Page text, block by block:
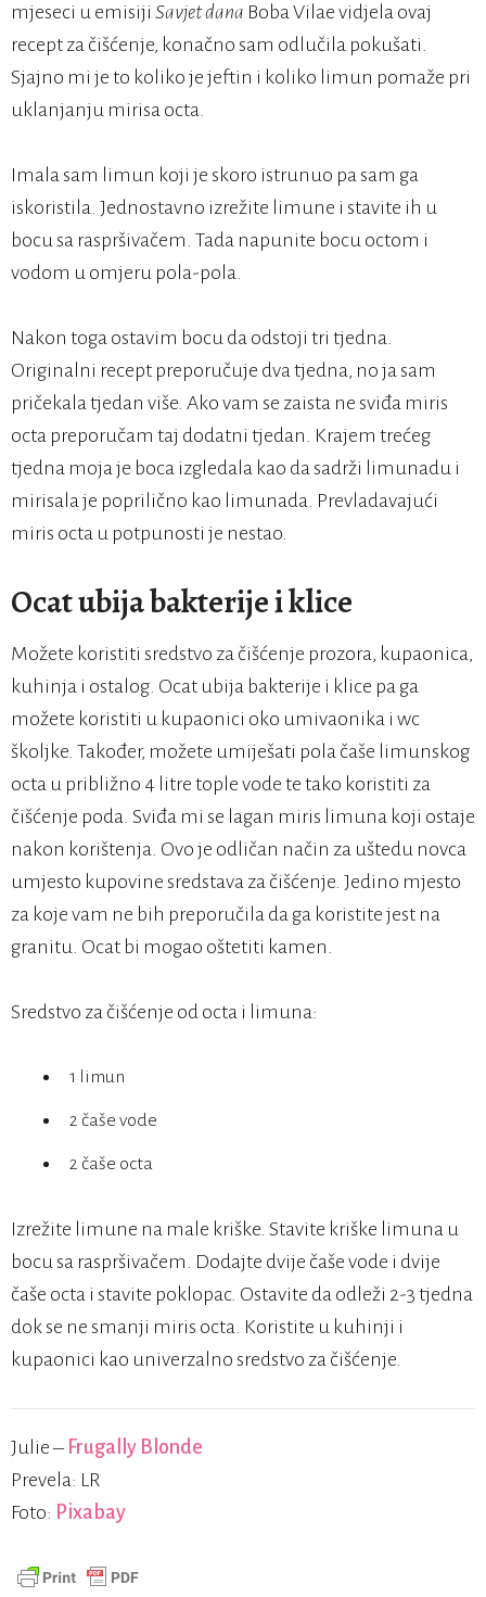
mjeseci u emisiji Savjet dana Boba Vilae vidjela ovaj
recept za čišćenje, konačno sam odlučila pokušati.
Sjajno mi je to koliko je jeftin i koliko limun pomaže pri
uklanjanju mirisa octa.
Imala sam limun koji je skoro istrunuo pa sam ga
iskoristila. Jednostavno izrežite limune i stavite ih u
bocu sa raspršivačem. Tada napunite bocu octom i
vodom u omjeru pola-pola.
Nakon toga ostavim bocu da odstoji tri tjedna.
Originalni recept preporučuje dva tjedna, no ja sam
pričekala tjedan više. Ako vam se zaista ne sviđa miris
octa preporučam taj dodatni tjedan. Krajem trećeg
tjedna moja je boca izgledala kao da sadrži limunadu i
mirisala je poprilično kao limunada. Prevladavajući
miris octa u potpunosti je nestao.
Ocat ubija bakterije i klice
Možete koristiti sredstvo za čišćenje prozora, kupaonica,
kuhinja i ostalog. Ocat ubija bakterije i klice pa ga
možete koristiti u kupaonici oko umivaonika i wc
školjke. Također, možete umiješati pola čaše limunskog
octa u približno 4 litre tople vode te tako koristiti za
čišćenje poda. Sviđa mi se lagan miris limuna koji ostaje
nakon korištenja. Ovo je odličan način za uštedu novca
umjesto kupovine sredstava za čišćenje. Jedino mjesto
za koje vam ne bih preporučila da ga koristite jest na
granitu. Ocat bi mogao oštetiti kamen.
Sredstvo za čišćenje od octa i limuna:
1 limun
2 čaše vode
2 čaše octa
Izrežite limune na male kriške. Stavite kriške limuna u
bocu sa raspršivačem. Dodajte dvije čaše vode i dvije
čaše octa i stavite poklopac. Ostavite da odleži 2-3 tjedna
dok se ne smanji miris octa. Koristite u kuhinji i
kupaonici kao univerzalno sredstvo za čišćenje.
Julie – Frugally Blonde
Prevela: LR
Foto: Pixabay